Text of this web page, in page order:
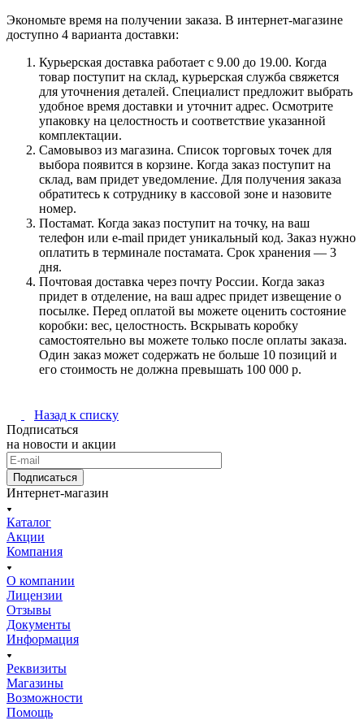
Экономьте время на получении заказа. В интернет-магазине
доступно 4 варианта доставки:
Курьерская доставка работает с 9.00 до 19.00. Когда
товар поступит на склад, курьерская служба свяжется
для уточнения деталей. Специалист предложит выбрать
удобное время доставки и уточнит адрес. Осмотрите
упаковку на целостность и соответствие указанной
комплектации.
Самовывоз из магазина. Список торговых точек для
выбора появится в корзине. Когда заказ поступит на
склад, вам придет уведомление. Для получения заказа
обратитесь к сотруднику в кассовой зоне и назовите
номер.
Постамат. Когда заказ поступит на точку, на ваш
телефон или e-mail придет уникальный код. Заказ нужно
оплатить в терминале постамата. Срок хранения — 3
дня.
Почтовая доставка через почту России. Когда заказ
придет в отделение, на ваш адрес придет извещение о
посылке. Перед оплатой вы можете оценить состояние
коробки: вес, целостность. Вскрывать коробку
самостоятельно вы можете только после оплаты заказа.
Один заказ может содержать не больше 10 позиций и
его стоимость не должна превышать 100 000 р.
Назад к списку
Подписаться
на новости и акции
Подписаться
Интернет-магазин
Каталог
Акции
Компания
О компании
Лицензии
Отзывы
Документы
Информация
Реквизиты
Магазины
Возможности
Помощь